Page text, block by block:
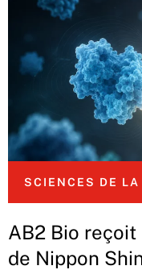
SCIENCES DE LA
AB2 Bio
de Nippon